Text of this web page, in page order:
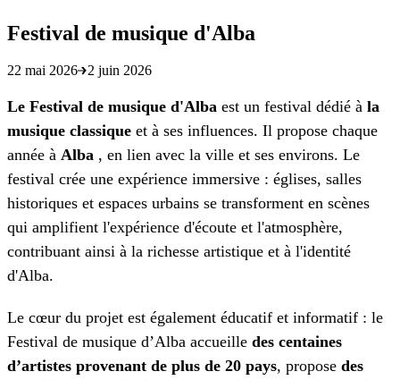
Festival de musique d'Alba
22 mai 2026 2 juin 2026
Le Festival de musique d'Alba est un festival dédié à la
musique classique et à ses influences. Il propose chaque
année à Alba , en lien avec la ville et ses environs. Le
festival crée une expérience immersive : églises, salles
historiques et espaces urbains se transforment en scènes
qui amplifient l'expérience d'écoute et l'atmosphère,
contribuant ainsi à la richesse artistique et à l'identité
d'Alba.
Le cœur du projet est également éducatif et informatif : le
Festival de musique d’Alba accueille des centaines
d’artistes provenant de plus de 20 pays, propose des